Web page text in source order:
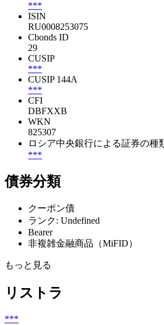
***
ISIN
RU0008253075
Cbonds ID
29
CUSIP
***
CUSIP 144A
***
CFI
DBFXXB
WKN
825307
ロシア中央銀行による証券の種
***
債券分類
クーポン債
ランク: Undefined
Bearer
非複雑金融商品（MiFID）
もっと見る
リストラ
***